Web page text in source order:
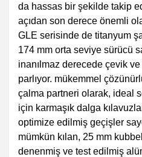
da hassas bir şekilde takip
açıdan son derece önemli
GLE serisinde de titanyum
174 mm orta seviye sürücü
inanılmaz derecede çevik
parlıyor. mükemmel
çalma partneri olarak, ideal
için karmaşık dalga
optimize edilmiş geçişler
mümkün kılan, 25 mm
denenmiş ve test edilmiş